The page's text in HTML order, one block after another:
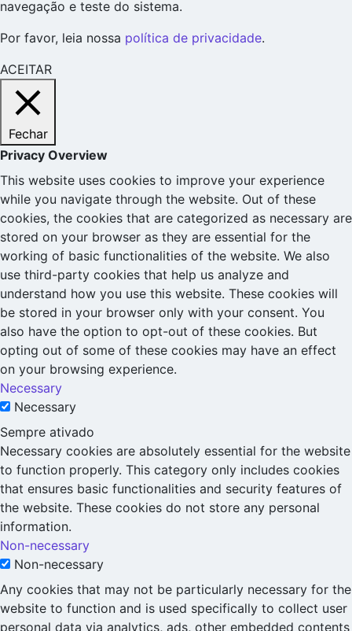
navegação e teste do sistema.
Por favor, leia nossa política de privacidade.
ACEITAR
Fechar
Privacy Overview
This website uses cookies to improve your experience
while you navigate through the website. Out of these
cookies, the cookies that are categorized as necessary are
stored on your browser as they are essential for the
working of basic functionalities of the website. We also
use third-party cookies that help us analyze and
understand how you use this website. These cookies will
be stored in your browser only with your consent. You
also have the option to opt-out of these cookies. But
opting out of some of these cookies may have an effect
on your browsing experience.
Necessary
Necessary
Sempre ativado
Necessary cookies are absolutely essential for the website
to function properly. This category only includes cookies
that ensures basic functionalities and security features of
the website. These cookies do not store any personal
information.
Non-necessary
Non-necessary
Any cookies that may not be particularly necessary for the
website to function and is used specifically to collect user
personal data via analytics, ads, other embedded contents